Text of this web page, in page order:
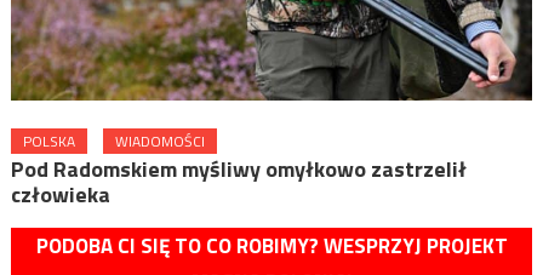
POLSKA WIADOMOŚCI
Pod Radomskiem myśliwy omyłkowo zastrzelił
człowieka
PODOBA CI SIĘ TO CO ROBIMY? WESPRZYJ PROJEKT